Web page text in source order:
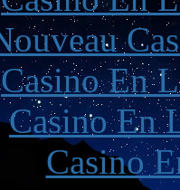
Casino En
Casino En
Casino